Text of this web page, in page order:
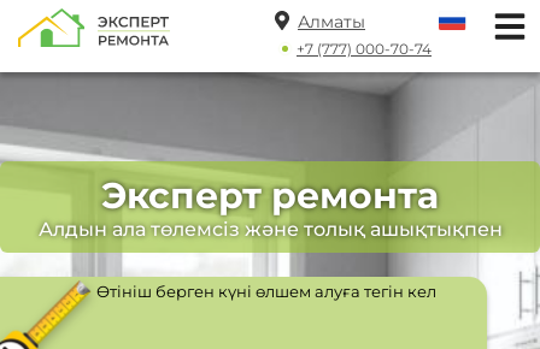
Алматы
+7 (777) 000-70-74
Эксперт ремонта
Алдын ала төлемсіз және толық ашықтықпен
Өтініш берген күні өлшем алуға тегін кел